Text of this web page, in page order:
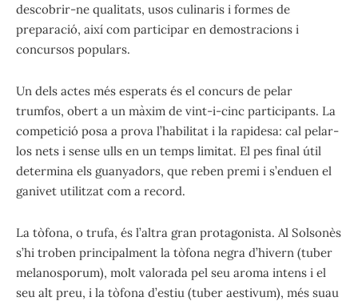
descobrir-ne qualitats, usos culinaris i formes de
preparació, així com participar en demostracions i
concursos populars.
Un dels actes més esperats és el concurs de pelar
trumfos, obert a un màxim de vint-i-cinc participants. La
competició posa a prova l’habilitat i la rapidesa: cal pelar-
los nets i sense ulls en un temps limitat. El pes final útil
determina els guanyadors, que reben premi i s’enduen el
ganivet utilitzat com a record.
La tòfona, o trufa, és l’altra gran protagonista. Al Solsonès
s’hi troben principalment la tòfona negra d’hivern (tuber
melanosporum), molt valorada pel seu aroma intens i el
seu alt preu, i la tòfona d’estiu (tuber aestivum), més suau